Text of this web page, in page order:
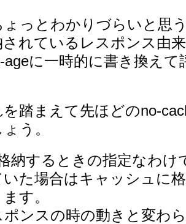
ょっとわかりづらいと思
れているレスポンス由
ageに一時的に書き換え
踏まえて先ほどのno-
う。
納するときの指定なわ
いた場合はキャッシュに
す。
ンスの時の動きと変わ